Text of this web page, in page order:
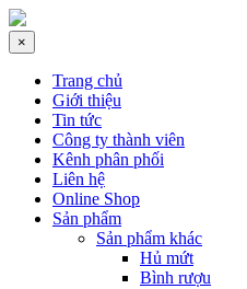
×
Trang chủ
Giới thiệu
Tin tức
Công ty thành viên
Kênh phân phối
Liên hệ
Online Shop
Sản phẩm
Sản phẩm khác
Hủ mứt
Bình rượu